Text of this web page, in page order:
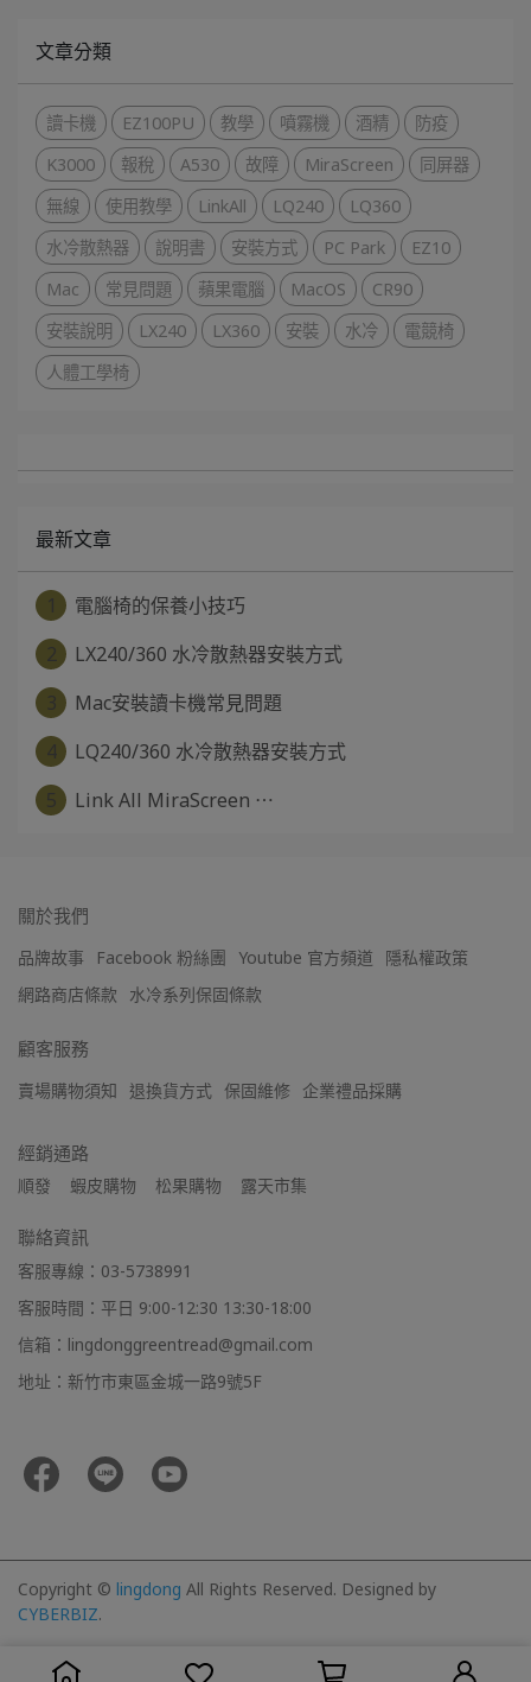
文章分類
讀卡機 EZ100PU 教學 噴霧機 酒精
防疫
K3000
報稅 A530 故障 MiraScreen
同屏器
無線
使用教學 LinkAll LQ240
LQ360
水冷散熱器
說明書 安裝方式 PC Park
EZ10
Mac
常見問題 蘋果電腦 MacOS
CR90
安裝說明
LX240 LX360 安裝 水冷
電競椅
人體工學椅
最新文章
電腦椅的保養小技巧
LX240/360 水冷散熱器安裝方式
Mac安裝讀卡機常見問題
LQ240/360 水冷散熱器安裝方式
Link All MiraScreen ⋯
關於我們
品牌故事 Facebook 粉絲團 Youtube 官方頻道
隱私權政策
網路商店條款
水冷系列保固條款
顧客服務
賣場購物須知 退換貨方式 保固維修 企業禮品採購
經銷通路
順發    蝦皮購物    松果購物    露天市集
聯絡資訊
客服專線：03-5738991
客服時間：平日 9:00-12:30 13:30-18:00
信箱：lingdonggreentread@gmail.com
地址：新竹市東區金城一路9號5F
Copyright © lingdong All Rights Reserved. Designed by
CYBERBIZ.